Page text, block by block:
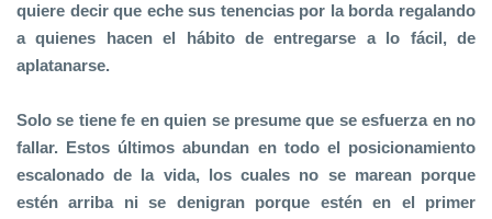
quiere decir que eche sus tenencias por la borda regalando
a quienes hacen el hábito de entregarse a lo fácil, de
aplatanarse.
Solo se tiene fe en quien se presume que se esfuerza en no
fallar. Estos últimos abundan en todo el posicionamiento
escalonado de la vida, los cuales no se marean porque
estén arriba ni se denigran porque estén en el primer